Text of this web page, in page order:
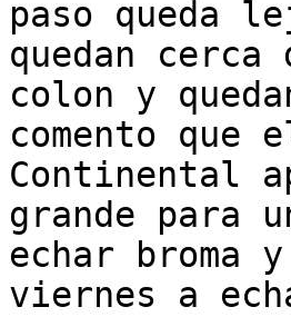
paso queda
quedan cerca
colon y
comento que
Continental
grande para
echar broma
viernes a